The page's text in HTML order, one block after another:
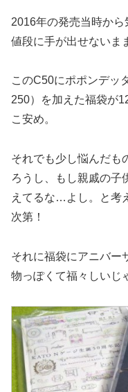
2016年の発売当時か
値段に手が出せないま
このC50にポポンデッ
250）を加えた福袋が
こ安め。
それでも少し悩んだも
ろうし、もし親戚の子
えてるな…よし。と考
次第！
それに福袋にアニバー
物っぽくて福々しいじ